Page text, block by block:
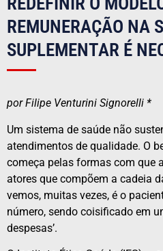
REMUNERAÇÃO NA
SUPLEMENTAR É
por Filipe Venturini Signorelli *
Um sistema de saúde não
atendimentos de qualidade. O
começa pelas formas com que
atores que compõem a cadeia
vemos, muitas vezes, é o
número, sendo coisificado em
despesas’.